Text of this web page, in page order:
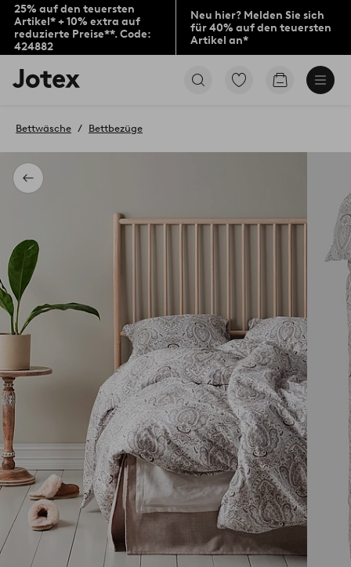
25% auf den teuersten
Artikel* + 10% extra auf
reduzierte Preise**. Code:
424882
Neu hier? Melden Sie sich
für 40% auf den teuersten
Artikel an*
Jotex-
Logo
Startseite
Zu
Produkten
Zum
Zurück
Bettwäsche Bettbezüge